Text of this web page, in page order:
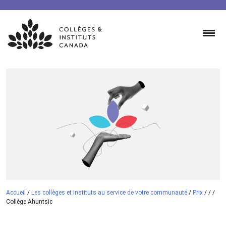
Skip
content
Accueil / Les collèges et instituts au service de votre communauté / Prix / / /
Collège Ahuntsic